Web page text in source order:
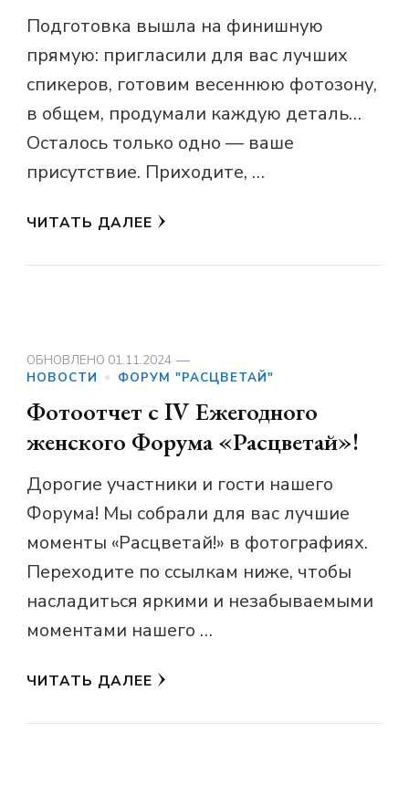
Подготовка вышла на финишную
прямую: пригласили для вас лучших
спикеров, готовим весеннюю фотозону,
в общем, продумали каждую деталь…
Осталось только одно — ваше
присутствие. Приходите, …
ЧИТАТЬ ДАЛЕЕ
ОБНОВЛЕНО 01.11.2024
НОВОСТИ
ФОРУМ "РАСЦВЕТАЙ"
Фотоотчет с IV Ежегодного
женского Форума «Расцветай»!
Дорогие участники и гости нашего
Форума! Мы собрали для вас лучшие
моменты «Расцветай!» в фотографиях.
Переходите по ссылкам ниже, чтобы
насладиться яркими и незабываемыми
моментами нашего …
ЧИТАТЬ ДАЛЕЕ